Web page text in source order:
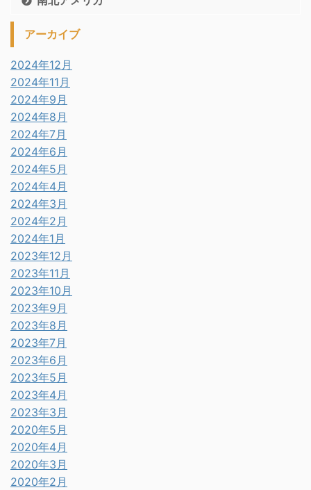
アーカイブ
2024年12月
2024年11月
2024年9月
2024年8月
2024年7月
2024年6月
2024年5月
2024年4月
2024年3月
2024年2月
2024年1月
2023年12月
2023年11月
2023年10月
2023年9月
2023年8月
2023年7月
2023年6月
2023年5月
2023年4月
2023年3月
2020年5月
2020年4月
2020年3月
2020年2月